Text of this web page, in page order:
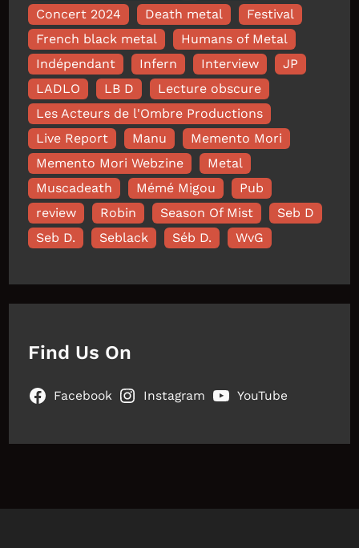
Concert 2024
Death metal
Festival
French black metal
Humans of Metal
Indépendant
Infern Interview
JP
LADLO
LB D
Lecture obscure
Les Acteurs de l'Ombre Productions
Live Report
Manu
Memento Mori
Memento Mori Webzine
Metal
Muscadeath
Mémé Migou
Pub
review
Robin Season Of Mist
Seb D
Seb D.
Seblack Séb D. WvG
Find Us On
Facebook Instagram YouTube